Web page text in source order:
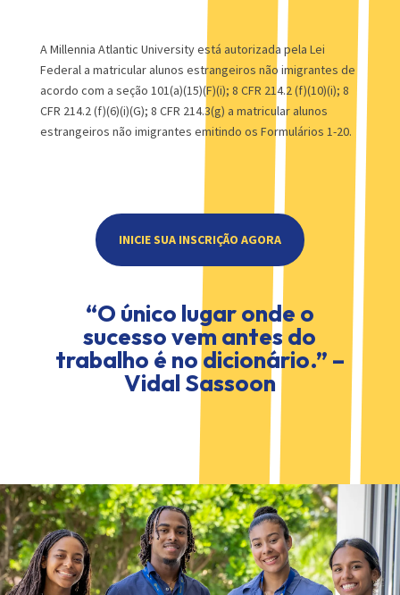
A Millennia Atlantic University está autorizada pela Lei
Federal a matricular alunos estrangeiros não imigrantes de
acordo com a seção 101(a)(15)(F)(i); 8 CFR 214.2 (f)(10)(i); 8
CFR 214.2 (f)(6)(i)(G); 8 CFR 214.3(g) a matricular alunos
estrangeiros não imigrantes emitindo os Formulários 1-20.
INICIE SUA INSCRIÇÃO AGORA
“O único lugar onde o
sucesso vem antes do
trabalho é no dicionário.” –
Vidal Sassoon